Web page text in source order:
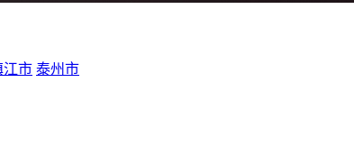
江市 泰州市